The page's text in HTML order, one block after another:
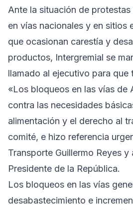
Ante la situación de
en vías nacionales y en sitios
que ocasionan carestía y
productos, Intergremial se
llamado al ejecutivo para que
«Los bloqueos en las vías de
contra las necesidades
alimentación y el derecho al
comité, e hizo referencia
Transporte Guillermo Reyes y
Presidente de la República.
Los bloqueos en las vías
desabastecimiento e